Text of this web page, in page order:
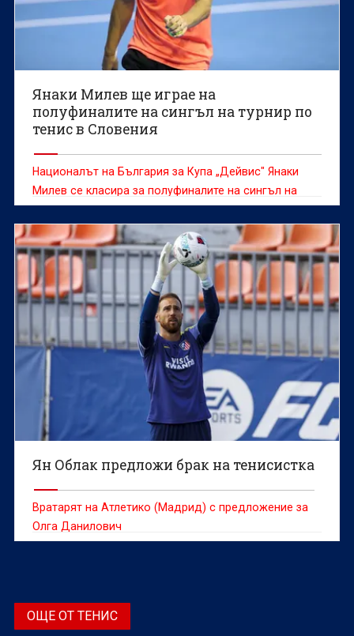
Янаки Милев ще играе на
полуфиналите на сингъл на турнир по
тенис в Словения
Националът на България за Купа „Дейвис" Янаки
Милев се класира за полуфиналите на сингъл на
турнир по тенис на клей в Любляна (Словения) с
награден фонд 15 хиляди долара
Ян Облак предложи брак на тенисистка
Вратарят на Атлетико (Мадрид) с предложение за
Олга Данилович
ОЩЕ ОТ ТЕНИС